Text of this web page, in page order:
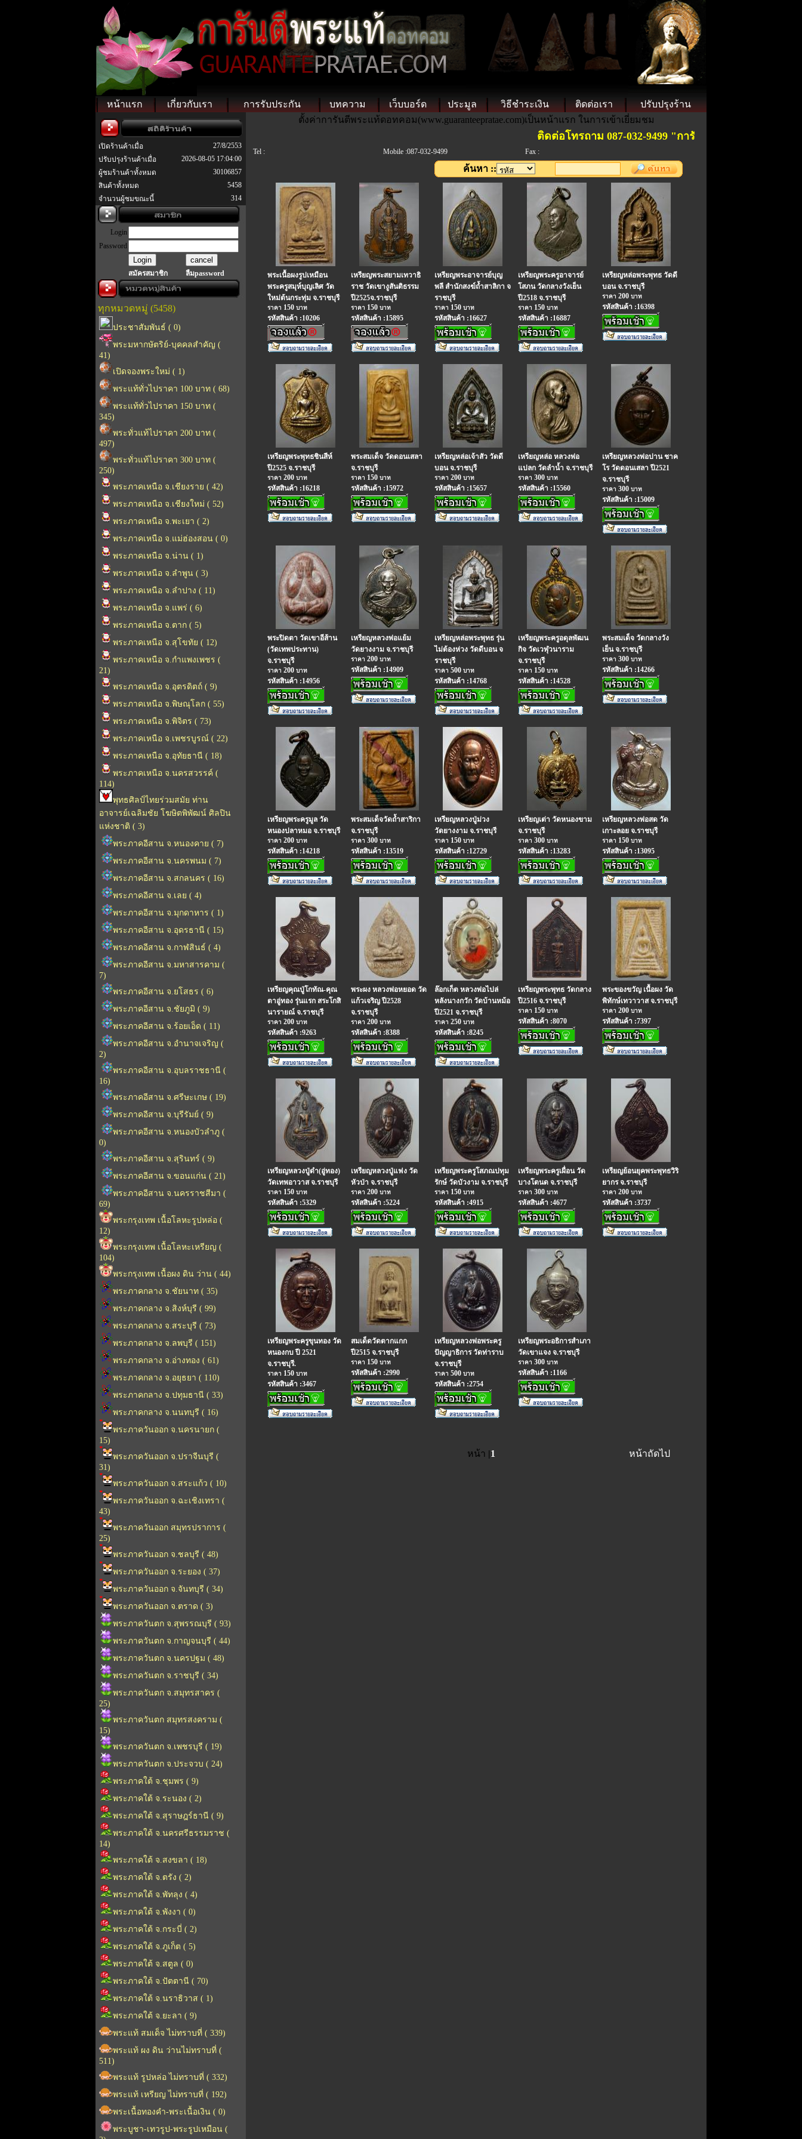
หน้าแรก เกี่ยวกับเรา การรับประกัน บทความ เว็บบอร์ด ประมูล วิธีชำระเงิน ติดต่อเรา ปรับปรุงร้าน
เปิดร้านค้าเมื่อ
27/8/2553
ปรับปรุงร้านค้าเมื่อ
2026-08-05 17:04:00
ผู้ชมร้านค้าทั้งหมด
30106857
สินค้าทั้งหมด
5458
จำนวนผู้ชมขณะนี้
314
Login
Password
สมัครสมาชิก ลืมpassword
ทุกหมวดหมู่ (5458)
ประชาสัมพันธ์ ( 0)
พระมหากษัตริย์-บุคคลสำคัญ (
41)
เปิดจองพระใหม่ ( 1)
พระแท้ทั่วไปราคา 100 บาท ( 68)
พระแท้ทั่วไปราคา 150 บาท (
345)
พระทั่วแท้ไปราคา 200 บาท (
497)
พระทั่วแท้ไปราคา 300 บาท (
250)
พระภาคเหนือ จ.เชียงราย ( 42)
พระภาคเหนือ จ.เชียงใหม่ ( 52)
พระภาคเหนือ จ.พะเยา ( 2)
พระภาคเหนือ จ.แม่ฮ่องสอน ( 0)
พระภาคเหนือ จ.น่าน ( 1)
พระภาคเหนือ จ.ลำพูน ( 3)
พระภาคเหนือ จ.ลำปาง ( 11)
พระภาคเหนือ จ.แพร่ ( 6)
พระภาคเหนือ จ.ตาก ( 5)
พระภาคเหนือ จ.สุโขทัย ( 12)
พระภาคเหนือ จ.กำแพงเพชร (
21)
พระภาคเหนือ จ.อุตรดิตถ์ ( 9)
พระภาคเหนือ จ.พิษณุโลก ( 55)
พระภาคเหนือ จ.พิจิตร ( 73)
พระภาคเหนือ จ.เพชรบูรณ์ ( 22)
พระภาคเหนือ จ.อุทัยธานี ( 18)
พระภาคเหนือ จ.นครสวรรค์ (
114)
พุทธศิลป์ไทยร่วมสมัย ท่าน
อาจารย์เฉลิมชัย โฆษิตพิพัฒน์ ศิลปิน
แห่งชาติ ( 3)
พระภาคอีสาน จ.หนองคาย ( 7)
พระภาคอีสาน จ.นครพนม ( 7)
พระภาคอีสาน จ.สกลนคร ( 16)
พระภาคอีสาน จ.เลย ( 4)
พระภาคอีสาน จ.มุกดาหาร ( 1)
พระภาคอีสาน จ.อุดรธานี ( 15)
พระภาคอีสาน จ.กาฬสินธ์ ( 4)
พระภาคอีสาน จ.มหาสารคาม (
7)
พระภาคอีสาน จ.ยโสธร ( 6)
พระภาคอีสาน จ.ชัยภูมิ ( 9)
พระภาคอีสาน จ.ร้อยเอ็ด ( 11)
พระภาคอีสาน จ.อำนาจเจริญ (
2)
พระภาคอีสาน จ.อุบลราชธานี (
16)
พระภาคอีสาน จ.ศรีษะเกษ ( 19)
พระภาคอีสาน จ.บุรีรัมย์ ( 9)
พระภาคอีสาน จ.หนองบัวลำภู (
0)
พระภาคอีสาน จ.สุรินทร์ ( 9)
พระภาคอีสาน จ.ขอนแก่น ( 21)
พระภาคอีสาน จ.นครราชสีมา (
69)
พระกรุงเทพ เนื้อโลหะรูปหล่อ (
12)
พระกรุงเทพ เนื้อโลหะเหรียญ (
104)
พระกรุงเทพ เนื้อผง ดิน ว่าน ( 44)
พระภาคกลาง จ.ชัยนาท ( 35)
พระภาคกลาง จ.สิงห์บุรี ( 99)
พระภาคกลาง จ.สระบุรี ( 73)
พระภาคกลาง จ.ลพบุรี ( 151)
พระภาคกลาง จ.อ่างทอง ( 61)
พระภาคกลาง จ.อยุธยา ( 110)
พระภาคกลาง จ.ปทุมธานี ( 33)
พระภาคกลาง จ.นนทบุรี ( 16)
พระภาควันออก จ.นครนายก (
15)
พระภาควันออก จ.ปราจีนบุรี (
31)
พระภาควันออก จ.สระแก้ว ( 10)
พระภาควันออก จ.ฉะเชิงเทรา (
43)
พระภาควันออก สมุทรปราการ (
25)
พระภาควันออก จ.ชลบุรี ( 48)
พระภาควันออก จ.ระยอง ( 37)
พระภาควันออก จ.จันทบุรี ( 34)
พระภาควันออก จ.ตราด ( 3)
พระภาควันตก จ.สุพรรณบุรี ( 93)
พระภาควันตก จ.กาญจนบุรี ( 44)
พระภาควันตก จ.นครปฐม ( 48)
พระภาควันตก จ.ราชบุรี ( 34)
พระภาควันตก จ.สมุทรสาคร (
25)
พระภาควันตก สมุทรสงคราม (
15)
พระภาควันตก จ.เพชรบุรี ( 19)
พระภาควันตก จ.ประจวบ ( 24)
พระภาคใต้ จ.ชุมพร ( 9)
พระภาคใต้ จ.ระนอง ( 2)
พระภาคใต้ จ.สุราษฎร์ธานี ( 9)
พระภาคใต้ จ.นครศรีธรรมราช (
14)
พระภาคใต้ จ.สงขลา ( 18)
พระภาคใต้ จ.ตรัง ( 2)
พระภาคใต้ จ.พัทลุง ( 4)
พระภาคใต้ จ.พังงา ( 0)
พระภาคใต้ จ.กระบี่ ( 2)
พระภาคใต้ จ.ภูเก็ต ( 5)
พระภาคใต้ จ.สตูล ( 0)
พระภาคใต้ จ.ปัตตานี ( 70)
พระภาคใต้ จ.นราธิวาส ( 1)
พระภาคใต้ จ.ยะลา ( 9)
พระแท้ สมเด็จ ไม่ทราบที่ ( 339)
พระแท้ ผง ดิน ว่านไม่ทราบที่ (
511)
พระแท้ รูปหล่อ ไม่ทราบที่ ( 332)
พระแท้ เหรียญ ไม่ทราบที่ ( 192)
พระเนื้อทองคำ-พระเนื้อเงิน ( 0)
พระบูชา-เทวรูป-พระรูปเหมือน (
ตั้งค่าการันตีพระแท้ดอทคอม(www.guaranteepratae.com)เป็นหน้าแรก ในการเข้าเยี่ยมชม
ติดต่อโทรถาม 087-032-9499 "การันตีพระแท้ ".ราคาย่อมเ
Tel : Mobile :087-032-9499 Fax :
ค้นหา ::
พระเนื้อผงรูปเหมือน
พระครูสมุห์บุญเลิศ วัด
ใหม่ต้นกระทุ่ม จ.ราชบุรี
ราคา 150 บาท
รหัสสินค้า :10206
เหรียญพระสยามเทวาธิ
ราช วัดเขางูสันติธรรม
ปี2525จ.ราชบุรี
ราคา 150 บาท
รหัสสินค้า :15895
เหรียญพระอาจารย์บุญ
พลี สำนักสงฆ์ถ้ำสาลิกา จ
ราชบุรี
ราคา 150 บาท
รหัสสินค้า :16627
เหรียญพระครูอาจารย์
โสภน วัดกลางวังเย็น
ปี2518 จ.ราชบุรี
ราคา 150 บาท
รหัสสินค้า :16887
เหรียญหล่อพระพุทธ วัดดี
บอน จ.ราชบุรี
ราคา 200 บาท
รหัสสินค้า :16398
เหรียญพระพุทธชินสีห์
ปี2525 จ.ราชบุรี
ราคา 200 บาท
รหัสสินค้า :16218
พระสมเด็จ วัดดอนเสลา
จ.ราชบุรี
ราคา 150 บาท
รหัสสินค้า :15972
เหรียญหล่อเจ้าสัว วัดดี
บอน จ.ราชบุรี
ราคา 200 บาท
รหัสสินค้า :15657
เหรียญหล่อ หลวงพ่อ
แปลก วัดลำน้ำ จ.ราชบุรี
ราคา 300 บาท
รหัสสินค้า :15560
เหรียญหลวงพ่อปาน ชาค
โร วัดดอนเสลา ปี2521
จ.ราชบุรี
ราคา 300 บาท
รหัสสินค้า :15009
พระปิดตา วัดเขาอีส้าน
(วัดเทพประทาน)
จ.ราชบุรี
ราคา 200 บาท
รหัสสินค้า :14956
เหรียญหลวงพ่อแย้ม
วัดยางงาม จ.ราชบุรี
ราคา 200 บาท
รหัสสินค้า :14909
เหรียญหล่อพระพุทธ รุ่น
ไม่ต้องห่วง วัดดีบอน จ
ราชบุรี
ราคา 500 บาท
รหัสสินค้า :14768
เหรียญพระครูอดุลพัฒน
กิจ วัดเวฬุวนาราม
จ.ราชบุรี
ราคา 150 บาท
รหัสสินค้า :14528
พระสมเด็จ วัดกลางวัง
เย็น จ.ราชบุรี
ราคา 300 บาท
รหัสสินค้า :14266
เหรียญพระครูมูล วัด
หนองปลาหมอ จ.ราชบุรี
ราคา 200 บาท
รหัสสินค้า :14218
พระสมเด็จวัดถ้ำสาริกา
จ.ราชบุรี
ราคา 300 บาท
รหัสสินค้า :13519
เหรียญหลวงปู่ม่วง
วัดยางงาม จ.ราชบุรี
ราคา 150 บาท
รหัสสินค้า :12729
เหรียญเต่า วัดหนองขาม
จ.ราชบุรี
ราคา 300 บาท
รหัสสินค้า :13283
เหรียญหลวงพ่อสด วัด
เกาะลอย จ.ราชบุรี
ราคา 150 บาท
รหัสสินค้า :13095
เหรียญคุณปู่โกทัณ-คุณ
ตาอู่ทอง รุ่นแรก สระโกสิ
นารายณ์ จ.ราชบุรี
ราคา 200 บาท
รหัสสินค้า :9263
พระผง หลวงพ่อหยอด วัด
แก้วเจริญ ปี2528
จ.ราชบุรี
ราคา 200 บาท
รหัสสินค้า :8388
ล๊อกเก็ต หลวงพ่อไปล่
หลังนางกวัก วัดบ้านหม้อ
ปี2521 จ.ราชบุรี
ราคา 250 บาท
รหัสสินค้า :8245
เหรียญพระพุทธ วัดกลาง
ปี2516 จ.ราชบุรี
ราคา 150 บาท
รหัสสินค้า :8070
พระของขวัญ เนื้อผง วัด
พิทักษ์เทวาวาส จ.ราชบุรี
ราคา 200 บาท
รหัสสินค้า :7397
เหรียญหลวงปู่ดำ(อู่ทอง)
วัดเทพอาวาส จ.ราชบุรี
ราคา 150 บาท
รหัสสินค้า :5329
เหรียญหลวงปู่แฟง วัด
หัวป่า จ.ราชบุรี
ราคา 200 บาท
รหัสสินค้า :5224
เหรียญพระครูโสภณปทุม
รักษ์ วัดบัวงาม จ.ราชบุรี
ราคา 150 บาท
รหัสสินค้า :4915
เหรียญพระครูเผื่อน วัด
บางโตนด จ.ราชบุรี
ราคา 300 บาท
รหัสสินค้า :4677
เหรียญย้อนยุคพระพุทธวิริ
ยากร จ.ราชบุรี
ราคา 200 บาท
รหัสสินค้า :3737
เหรียญพระครูขุนทอง วัด
หนองกบ ปี 2521
จ.ราชบุรี.
ราคา 150 บาท
รหัสสินค้า :3467
สมเด็ดวัดตากแกก
ปี2515 จ.ราชบุรี
ราคา 150 บาท
รหัสสินค้า :2990
เหรียญหลวงพ่อพระครู
ปัญญาธิการ วัดท่าราบ
จ.ราชบุรี
ราคา 500 บาท
รหัสสินค้า :2754
เหรียญพระอธิการสำเภา
วัดเขาแจง จ.ราชบุรี
ราคา 300 บาท
รหัสสินค้า :1166
หน้า |1 หน้าถัดไป